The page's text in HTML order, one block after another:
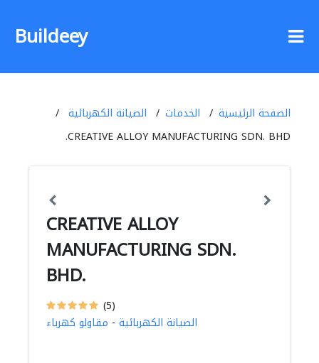
Buildeey
الصفحة الرئيسية الخدمات
الصيانة الكهربائية
CREATIVE ALLOY MANUFACTURING SDN. BHD.
CREATIVE ALLOY
MANUFACTURING SDN.
BHD.
(5)
الصيانة الكهربائية - مقاولو كهرباء